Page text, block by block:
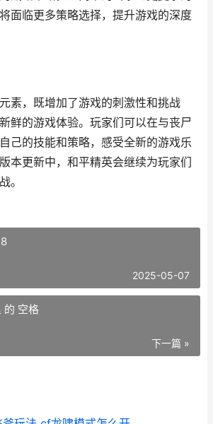
面临更多策略选择，提升游戏的深度
素，既增加了游戏的刺激性和挑战
鲜的游戏体验。玩家们可以在与丧尸
己的技能和策略，感受全新的游戏乐
本更新中，和平精英会继续为玩家们
。
2025-05-07
的 空格
下一篇 »